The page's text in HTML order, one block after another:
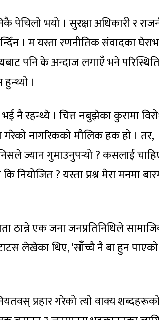
पेचिलो भयो । सुरक्षा अधिकारी र
। म यस्ता रणनीतिक संवादका
पनि के अन्दाज लगाएँ भने
।
नै रहन्थ्ये । चित्त नबुझेका कुरामा
गरेको नागरिकको मौलिक हक हो । तर,
ज्यान गुमाउनुपर्‍यो ? कसलाई
नियोजित ? यस्ता प्रश्न मेरा मनमा
ठान्ने एक जना जनप्रतिनिधिले
लेखेका थिए, ‘साँच्चै नै बा हुन
प्रहार गरेको त्यो वाक्य